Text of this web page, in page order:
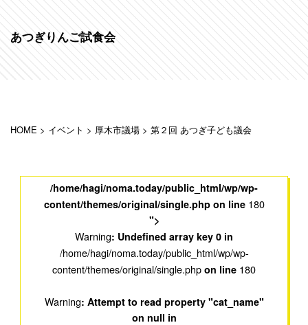
あつぎりんご試食会
HOME > イベント > 厚木市議場 > 第２回 あつぎ子ども議会
/home/hagi/noma.today/public_html/wp/wp-
content/themes/original/single.php on line 180
">
Warning: Undefined array key 0 in
/home/hagi/noma.today/public_html/wp/wp-
content/themes/original/single.php on line 180
Warning: Attempt to read property "cat_name"
on null in